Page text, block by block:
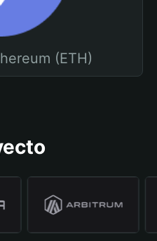
(ETH)